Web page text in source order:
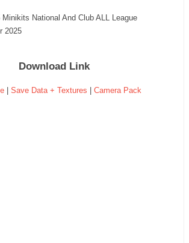
Minikits National And Club ALL League
2025
Download Link
Save Data + Textures Camera Pack